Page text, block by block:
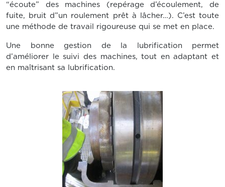
“écoute” des machines (repérage d’écoulement, de
fuite, bruit d”un roulement prêt à lâcher…). C’est toute
une méthode de travail rigoureuse qui se met en place.
Une bonne gestion de la lubrification permet
d’améliorer le suivi des machines, tout en adaptant et
en maîtrisant sa lubrification.